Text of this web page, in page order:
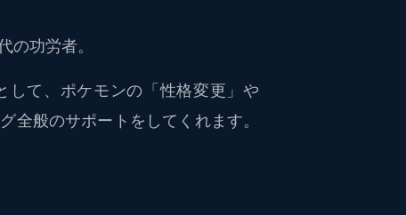
の功労者。
して、ポケモンの「性格変更」や
全般のサポートをしてくれます。